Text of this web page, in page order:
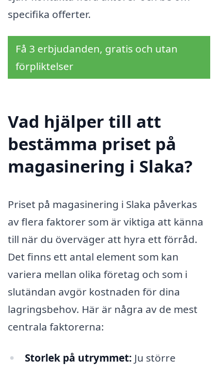
specifika offerter.
Få 3 erbjudanden, gratis och utan
förpliktelser
Vad hjälper till att
bestämma priset på
magasinering i Slaka?
Priset på magasinering i Slaka påverkas
av flera faktorer som är viktiga att känna
till när du överväger att hyra ett förråd.
Det finns ett antal element som kan
variera mellan olika företag och som i
slutändan avgör kostnaden för dina
lagringsbehov. Här är några av de mest
centrala faktorerna:
Storlek på utrymmet: Ju större